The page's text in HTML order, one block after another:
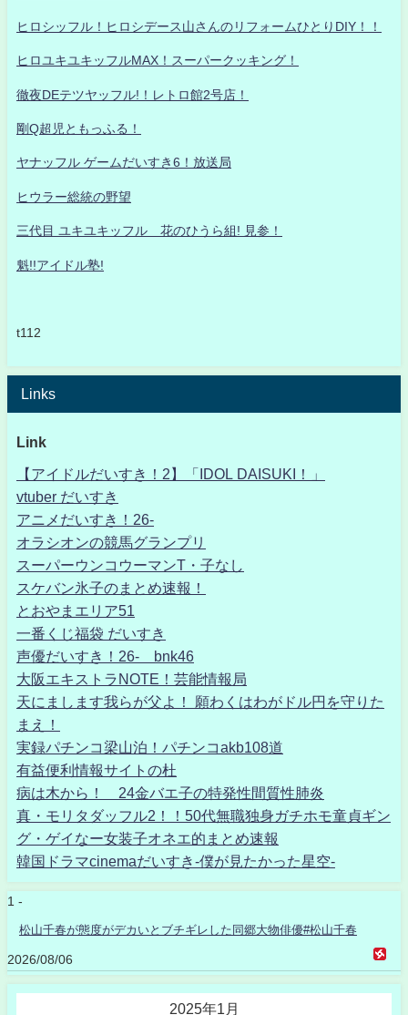
ヒロシッフル！ヒロシデース山さんのリフォームひとりDIY！！
ヒロユキユキッフルMAX！スーパークッキング！
徹夜DEテツヤッフル!！レトロ館2号店！
剛Q超児ともっふる！
ヤナッフル ゲームだいすき6！放送局
ヒウラー総統の野望
三代目 ユキユキッフル 花のひうら組! 見参！
魁!!アイドル塾!
t112
Links
Link
【アイドルだいすき！2】「IDOL DAISUKI！」
vtuber だいすき
アニメだいすき！26-
オラシオンの競馬グランプリ
スーパーウンコウーマンT・子なし
スケバン氷子のまとめ速報！
とおやまエリア51
一番くじ福袋 だいすき
声優だいすき！26- bnk46
大阪エキストラNOTE！芸能情報局
天にまします我らが父よ！ 願わくはわがドル円を守りた
まえ！
実録パチンコ梁山泊！パチンコakb108道
有益便利情報サイトの杜
病は木から！ 24金バエ子の特発性間質性肺炎
真・モリタダッフル2！！50代無職独身ガチホモ童貞ギン
グ・ゲイなー女装子オネエ的まとめ速報
韓国ドラマcinemaだいすき-僕が見たかった星空-
1 -
松山千春が態度がデカいとブチギレした同郷大物俳優#松山千春
2026/08/06
2025年1月